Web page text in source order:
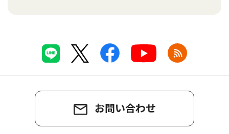
お問い合わせ